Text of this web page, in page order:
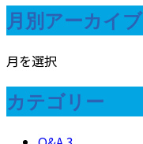
月別アーカイブ
月を選択
カテゴリー